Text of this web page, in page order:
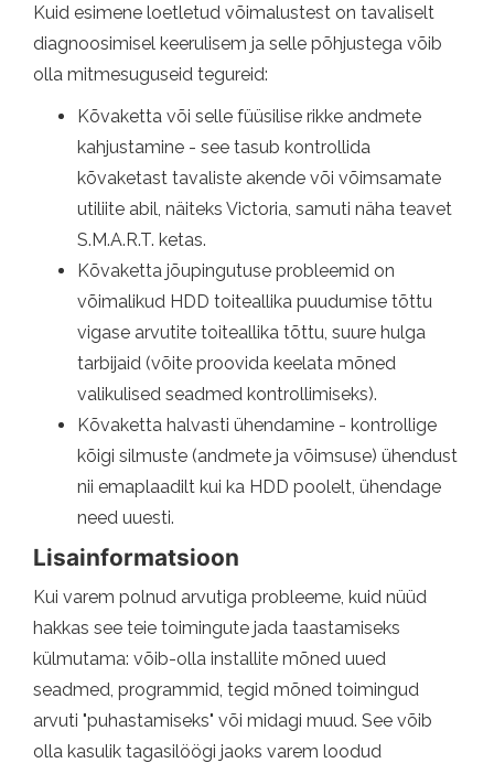
Kuid esimene loetletud võimalustest on tavaliselt
diagnoosimisel keerulisem ja selle põhjustega võib
olla mitmesuguseid tegureid:
Kõvaketta või selle füüsilise rikke andmete
kahjustamine - see tasub kontrollida
kõvaketast tavaliste akende või võimsamate
utiliite abil, näiteks Victoria, samuti näha teavet
S.M.A.R.T. ketas.
Kõvaketta jõupingutuse probleemid on
võimalikud HDD toiteallika puudumise tõttu
vigase arvutite toiteallika tõttu, suure hulga
tarbijaid (võite proovida keelata mõned
valikulised seadmed kontrollimiseks).
Kõvaketta halvasti ühendamine - kontrollige
kõigi silmuste (andmete ja võimsuse) ühendust
nii emaplaadilt kui ka HDD poolelt, ühendage
need uuesti.
Lisainformatsioon
Kui varem polnud arvutiga probleeme, kuid nüüd
hakkas see teie toimingute jada taastamiseks
külmutama: võib-olla installite mõned uued
seadmed, programmid, tegid mõned toimingud
arvuti "puhastamiseks" või midagi muud. See võib
olla kasulik tagasilöögi jaoks varem loodud